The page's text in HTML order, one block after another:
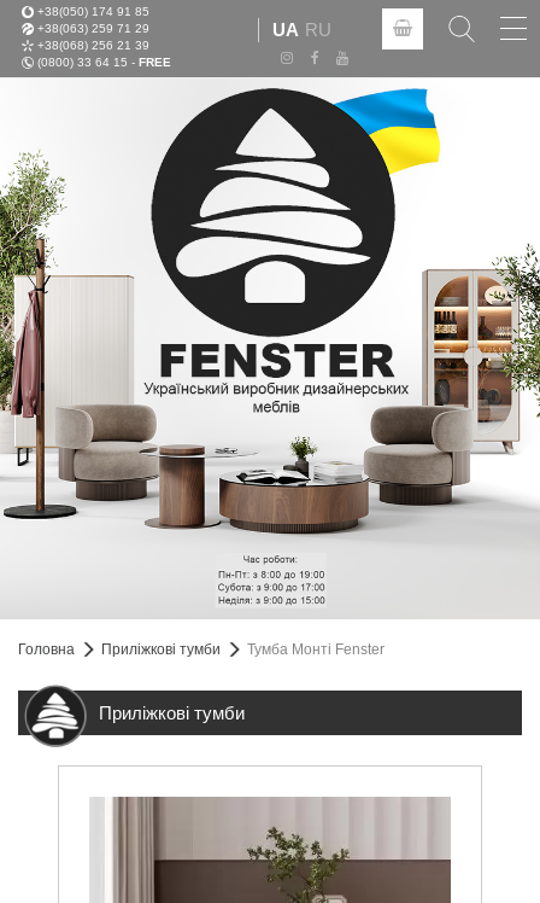
+38(050) 174 91 85
+38(063) 259 71 29
+38(068) 256 21 39
(0800) 33 64 15 - FREE
UA RU
Головна Приліжкові тумби Тумба Монті Fenster
Приліжкові тумби